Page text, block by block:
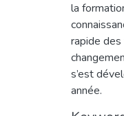
la
rapide des
s’est
année.